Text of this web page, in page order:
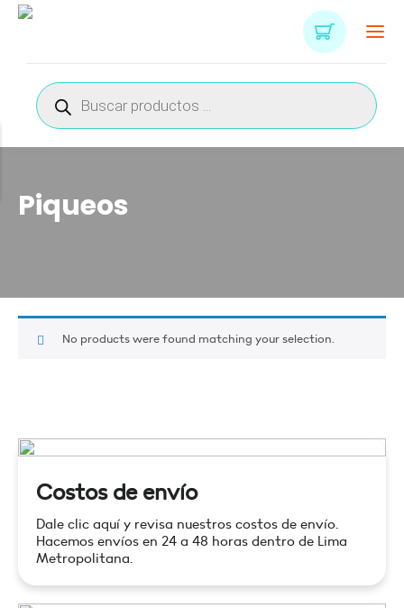
Búsqueda
de
productos
Piqueos
No products were found matching your selection.
Costos de envío
Dale clic aquí y revisa nuestros costos de envío.
Hacemos envíos en 24 a 48 horas dentro de Lima
Metropolitana.